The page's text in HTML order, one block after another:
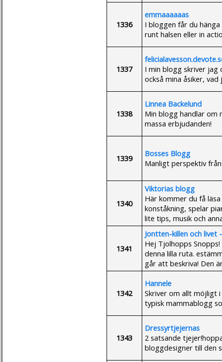
1336
emmaaaaaas
I bloggen får du
runt halsen eller in
1337
I min blogg skriver jag
också mina åsiker,
1338
Linnea Backelund
Min blogg handlar om
massa erbjudanden!
1339
Bosses Blogg
Manligt perspektiv
1340
Viktorias blogg
Här kommer du få
konståkning, spelar
lite tips, musik och
1341
Jontten-killen och livet -
Hej Tjolhopps
denna lilla ruta.
går att beskriva! Den
1342
Hannele
Skriver om allt möjligt
typisk mammablogg
1343
Dressyrtjejernas
2 satsande
bloggdesigner till den